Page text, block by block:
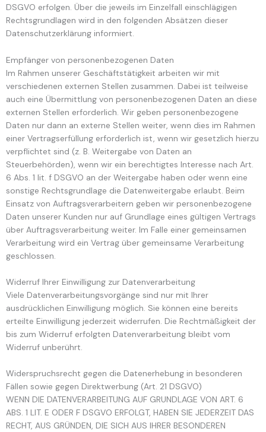
DSGVO erfolgen. Über die jeweils im Einzelfall einschlägigen
Rechtsgrundlagen wird in den folgenden Absätzen dieser
Datenschutzerklärung informiert.
Empfänger von personenbezogenen Daten
Im Rahmen unserer Geschäftstätigkeit arbeiten wir mit
verschiedenen externen Stellen zusammen. Dabei ist teilweise
auch eine Übermittlung von personenbezogenen Daten an diese
externen Stellen erforderlich. Wir geben personenbezogene
Daten nur dann an externe Stellen weiter, wenn dies im Rahmen
einer Vertragserfüllung erforderlich ist, wenn wir gesetzlich hierzu
verpflichtet sind (z. B. Weitergabe von Daten an
Steuerbehörden), wenn wir ein berechtigtes Interesse nach Art.
6 Abs. 1 lit. f DSGVO an der Weitergabe haben oder wenn eine
sonstige Rechtsgrundlage die Datenweitergabe erlaubt. Beim
Einsatz von Auftragsverarbeitern geben wir personenbezogene
Daten unserer Kunden nur auf Grundlage eines gültigen Vertrags
über Auftragsverarbeitung weiter. Im Falle einer gemeinsamen
Verarbeitung wird ein Vertrag über gemeinsame Verarbeitung
geschlossen.
Widerruf Ihrer Einwilligung zur Datenverarbeitung
Viele Datenverarbeitungsvorgänge sind nur mit Ihrer
ausdrücklichen Einwilligung möglich. Sie können eine bereits
erteilte Einwilligung jederzeit widerrufen. Die Rechtmäßigkeit der
bis zum Widerruf erfolgten Datenverarbeitung bleibt vom
Widerruf unberührt.
Widerspruchsrecht gegen die Datenerhebung in besonderen
Fällen sowie gegen Direktwerbung (Art. 21 DSGVO)
WENN DIE DATENVERARBEITUNG AUF GRUNDLAGE VON ART. 6
ABS. 1 LIT. E ODER F DSGVO ERFOLGT, HABEN SIE JEDERZEIT DAS
RECHT, AUS GRÜNDEN, DIE SICH AUS IHRER BESONDEREN